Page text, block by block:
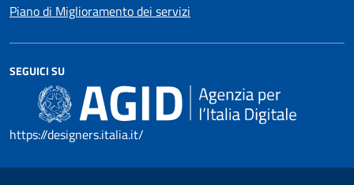
Piano di Miglioramento dei servizi
SEGUICI SU
https://designers.italia.it/